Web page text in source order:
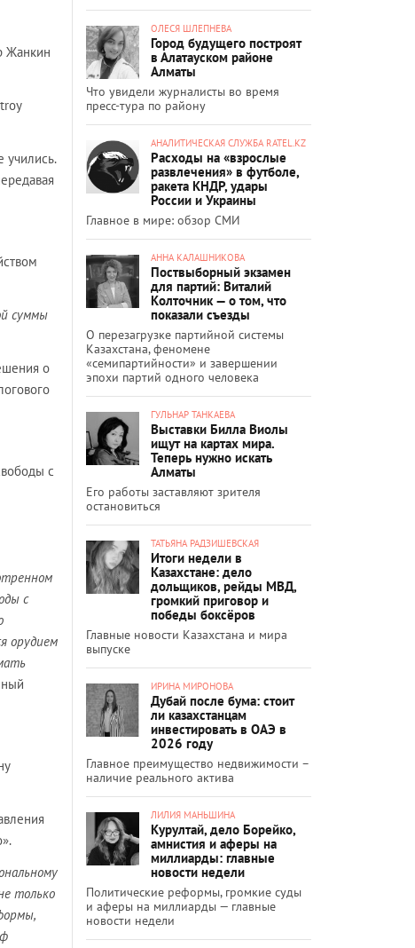
Жанкин
учились.
суммы
о
с
с
орудием
только
ОЛЕСЯ ШЛЕПНЕВА
Город будущего построят
в Алатауском районе
Алматы
Что увидели журналисты во время
пресс-тура по району
АНАЛИТИЧЕСКАЯ СЛУЖБА RATEL.KZ
Расходы на «взрослые
развлечения» в футболе,
ракета КНДР, удары
России и Украины
Главное в мире: обзор СМИ
АННА КАЛАШНИКОВА
Поствыборный экзамен
для партий: Виталий
Колточник — о том, что
показали съезды
О перезагрузке партийной системы
Казахстана, феномене
«семипартийности» и завершении
эпохи партий одного человека
ГУЛЬНАР ТАНКАЕВА
Выставки Билла Виолы
ищут на картах мира.
Теперь нужно искать
Алматы
Его работы заставляют зрителя
остановиться
ТАТЬЯНА РАДЗИШЕВСКАЯ
Итоги недели в
Казахстане: дело
дольщиков, рейды МВД,
громкий приговор и
победы боксёров
Главные новости Казахстана и мира
выпуске
ИРИНА МИРОНОВА
Дубай после бума: стоит
ли казахстанцам
инвестировать в ОАЭ в
2026 году
Главное преимущество недвижимости –
наличие реального актива
ЛИЛИЯ МАНЬШИНА
Курултай, дело Борейко,
амнистия и аферы на
миллиарды: главные
новости недели
Политические реформы, громкие суды
и аферы на миллиарды — главные
новости недели